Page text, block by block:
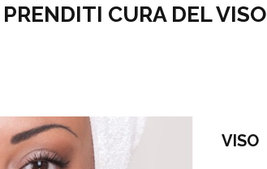
PRENDITI CURA DEL VISO
VISO